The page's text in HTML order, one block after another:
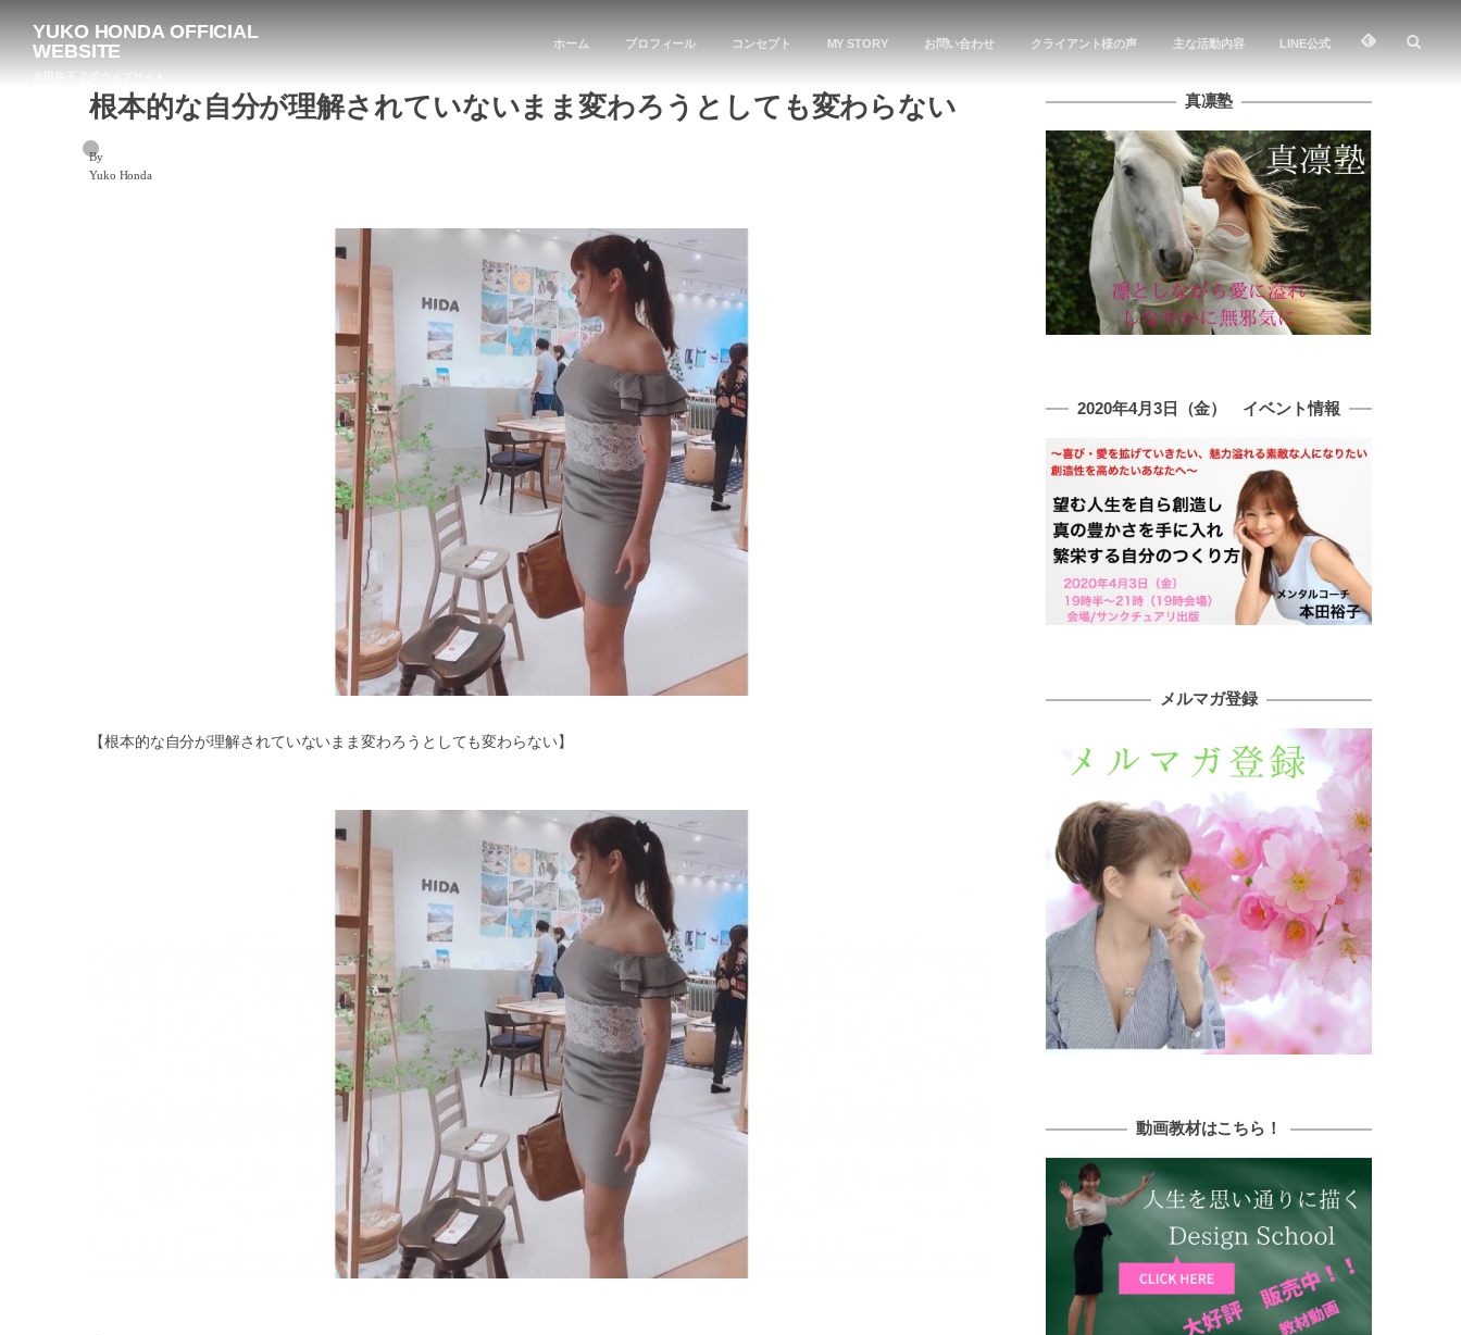
YUKO HONDA OFFICIAL
WEBSITE
ホーム プロフィール コンセプト MY STORY お問い合わせ クライアント様の声 主な活動内容 LINE公式
根本的な自分が理解されていないまま変わろうとしても変わらない
By
Yuko Honda
【根本的な自分が理解されていないまま変わろうとしても変わらない】
真凛塾
2020年4月3日（金） イベント情報
メルマガ登録
動画教材はこちら！